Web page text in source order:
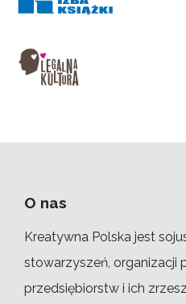
O nas
Kreatywna Polska jest
stowarzyszeń, organizacji
przedsiębiorstw i ich